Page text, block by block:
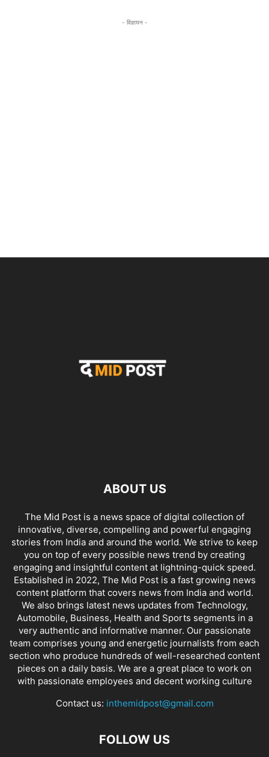
- विज्ञापन -
ABOUT US
The Mid Post is a news space of digital collection of
innovative, diverse, compelling and powerful engaging
stories from India and around the world. We strive to keep
you on top of every possible news trend by creating
engaging and insightful content at lightning-quick speed.
Established in 2022, The Mid Post is a fast growing news
content platform that covers news from India and world.
We also brings latest news updates from Technology,
Automobile, Business, Health and Sports segments in a
very authentic and informative manner. Our passionate
team comprises young and energetic journalists from each
section who produce hundreds of well-researched content
pieces on a daily basis. We are a great place to work on
with passionate employees and decent working culture
Contact us: inthemidpost@gmail.com
FOLLOW US